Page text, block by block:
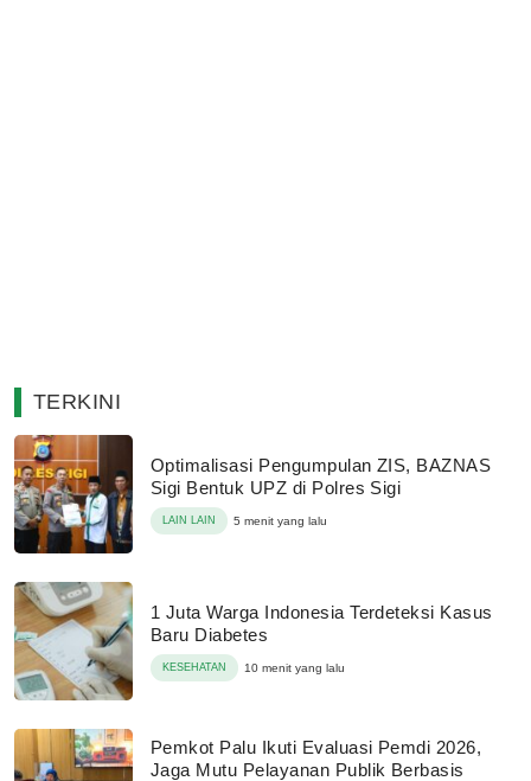
TERKINI
Optimalisasi Pengumpulan ZIS, BAZNAS
Sigi Bentuk UPZ di Polres Sigi
LAIN LAIN 5 menit yang lalu
1 Juta Warga Indonesia Terdeteksi Kasus
Baru Diabetes
KESEHATAN 10 menit yang lalu
Pemkot Palu Ikuti Evaluasi Pemdi 2026,
Jaga Mutu Pelayanan Publik Berbasis